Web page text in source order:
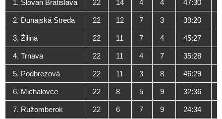
1. Slovan Bratislava 22 14 4 4 47:30
2. Dunajská Streda 22 12 7 3 39:20
3. Žilina 22 11 7 4 45:27
4. Trnava 22 11 4 7 35:28
5. Podbrezová 22 11 3 8 46:29
6. Michalovce 22 8 5 9 32:36
7. Ružomberok 22 6 7 9 24:34